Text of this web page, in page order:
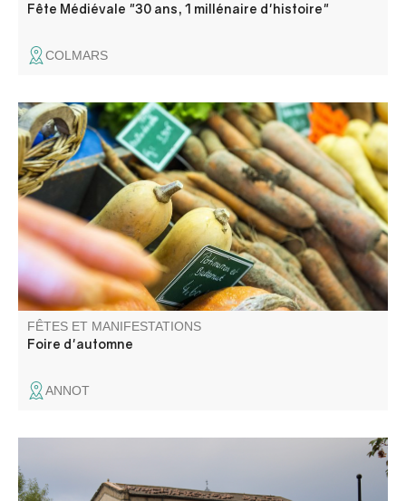
Fête Médiévale "30 ans, 1 millénaire d'histoire"
COLMARS
Les nombreux exposants proposent tous produits.
FÊTES ET MANIFESTATIONS
Foire d'automne
ANNOT
Molière, par l'atelier théâtre Les Gens d'ici, aborde la folie